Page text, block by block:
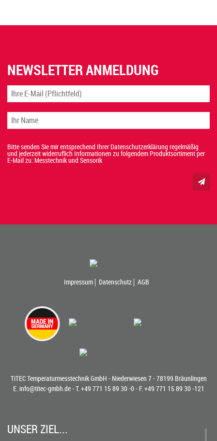
NEWSLETTER ANMELDUNG
Bitte senden Sie mir entsprechend Ihrer Datenschutzerklärung regelmäßig
und jederzeit widerruflich Informationen zu folgendem Produktsortiment per
E-Mail zu: Messtechnik und Sensorik
Impressum Datenschutz AGB
TiTEC Temperaturmesstechnik GmbH - Niederwiesen 7 - 78199 Bräunlingen
E. info@titec-gmbh.de- T.+49 771 15 89 30 -0- F. +49 771 15 89 30 -121
UNSER ZIEL...